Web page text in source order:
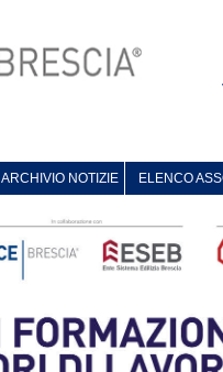
ARCHIVIO NOTIZIE ELENCO